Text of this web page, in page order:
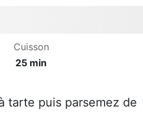
Cuisson
25 min
tarte puis parsemez de